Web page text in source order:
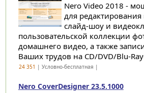
Nero Video 2018 -
для
слайд-шоу и
пользовательской коллекции
домашнего видео, а также
Ваших трудов на CD/DVD/Blu-
24 351 | Условно-бесплатная |
Nero CoverDesigner 23.5.1000